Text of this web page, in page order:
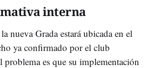
interna
nueva Grada estará ubicada en el
ya confirmado por el club
es que su implementación